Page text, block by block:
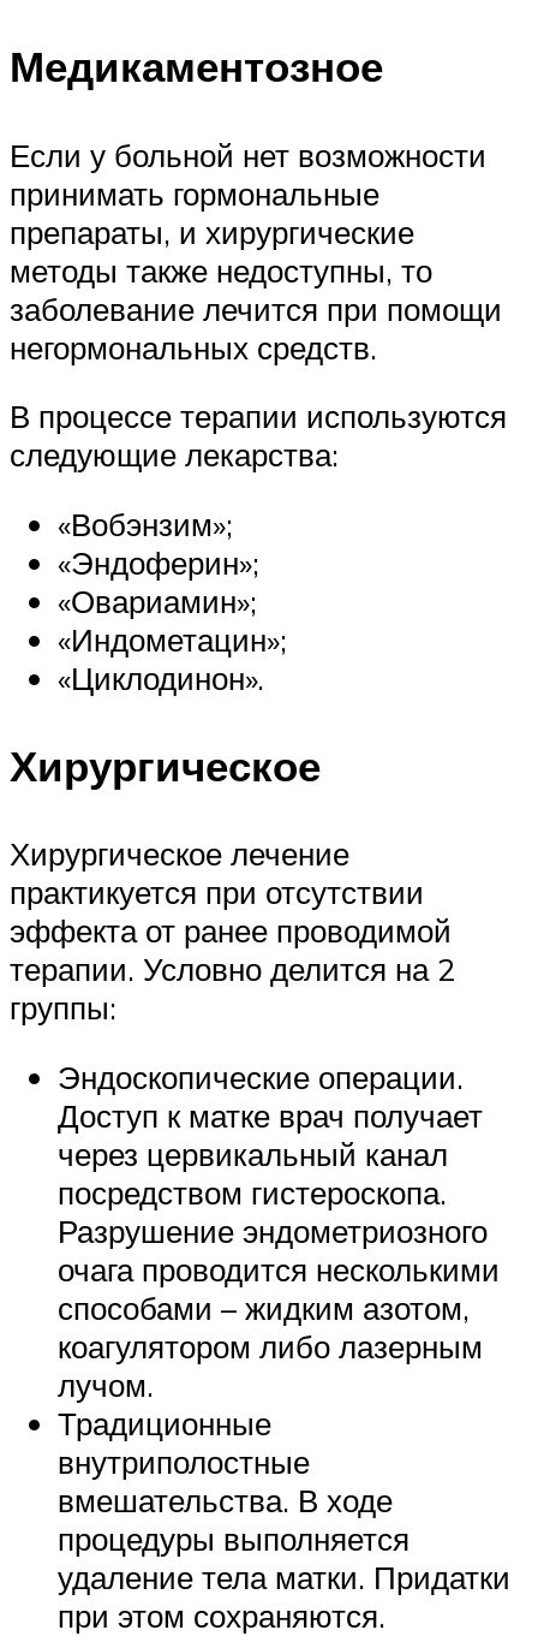
Медикаментозное
Если у больной нет возможности
принимать гормональные
препараты, и хирургические
методы также недоступны, то
заболевание лечится при помощи
негормональных средств.
В процессе терапии используются
следующие лекарства:
«Вобэнзим»;
«Эндоферин»;
«Овариамин»;
«Индометацин»;
«Циклодинон».
Хирургическое
Хирургическое лечение
практикуется при отсутствии
эффекта от ранее проводимой
терапии. Условно делится на 2
группы:
Эндоскопические операции.
Доступ к матке врач получает
через цервикальный канал
посредством гистероскопа.
Разрушение эндометриозного
очага проводится несколькими
способами – жидким азотом,
коагулятором либо лазерным
лучом.
Традиционные
внутриполостные
вмешательства. В ходе
процедуры выполняется
удаление тела матки. Придатки
при этом сохраняются.